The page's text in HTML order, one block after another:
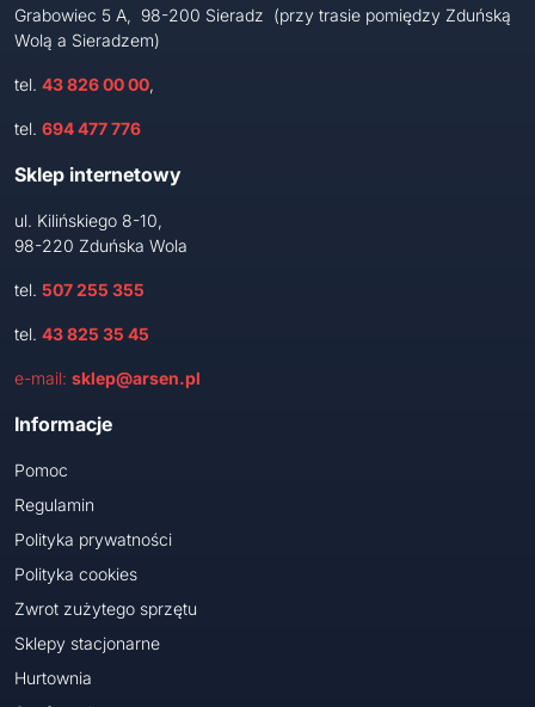
Grabowiec 5 A, 98-200 Sieradz (przy trasie pomiędzy Zduńską
Wolą a Sieradzem)
tel. 43 826 00 00,
tel. 694 477 776
Sklep internetowy
ul. Kilińskiego 8-10,
98-220 Zduńska Wola
tel. 507 255 355
tel. 43 825 35 45
e-mail: sklep@arsen.pl
Informacje
Pomoc
Regulamin
Polityka prywatności
Polityka cookies
Zwrot zużytego sprzętu
Sklepy stacjonarne
Hurtownia